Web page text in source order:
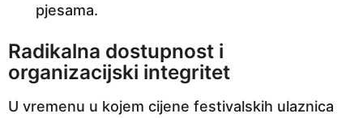
pjesama.
Radikalna dostupnost i
organizacijski integritet
U vremenu u kojem cijene festivalskih ulaznica